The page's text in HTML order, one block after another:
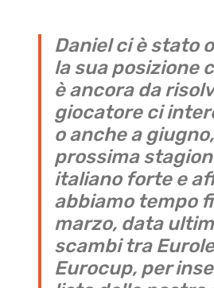
Daniel ci è stato
la sua posizione
è ancora da
giocatore ci
o anche a
prossima
italiano forte e
abbiamo tempo
marzo, data
scambi tra
Eurocup, per